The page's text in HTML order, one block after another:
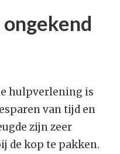
hulpverlening is
van tijd en
zijn zeer
de kop te pakken.